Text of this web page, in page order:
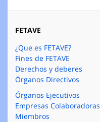
FETAVE
¿Que es FETAVE?
Fines de FETAVE
Derechos y deberes
Órganos Directivos
Órganos Ejecutivos
Empresas Colaboradoras
Miembros